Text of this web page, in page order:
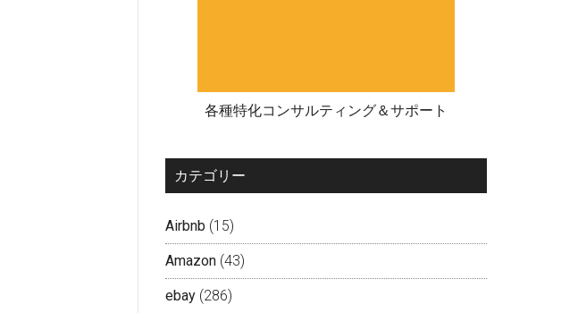
各種特化コンサルティング＆サポート
カテゴリー
Airbnb (15)
Amazon (43)
ebay (286)